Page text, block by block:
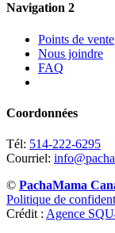
Navigation 2
Points de vente
Nous joindre
FAQ
Coordonnées
Tél: 514-222-6295
Courriel:
© PachaMama
Politique de
Crédit : Agence